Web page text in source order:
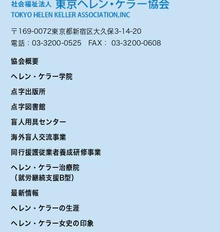
〒169-0072東京都新宿区大久保3-14-20
電話： 03-3200-0525 FAX： 03-3200-0608
協会概要
ヘレン・ケラー学院
点字出版所
点字図書館
盲人用具センター
海外盲人交流事業
同行援護従業者養成研修事業
ヘレン・ケラー治療院
（就労継続支援B型）
最新情報
ヘレン・ケラーの生涯
ヘレン・ケラー女史の印象